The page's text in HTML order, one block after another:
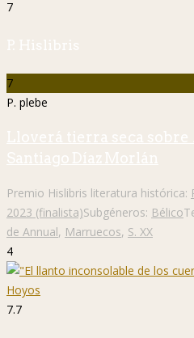
7
P. Hislibris
7
P. plebe
Lloverá tierra seca sobre
Santiago Díaz Morlán
Premio Hislibris literatura histórica:
2023 (finalista)Subgéneros: Bélico
de Annual, Marruecos, S. XX
4
7.7